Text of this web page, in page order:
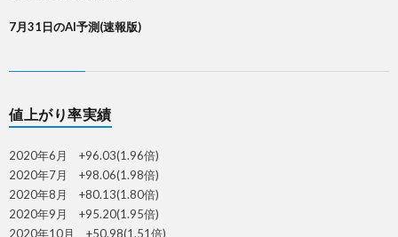
7月31日のAI予測(速報版)
値上がり率実績
2020年6月 +96.03(1.96倍)
2020年7月 +98.06(1.98倍)
2020年8月 +80.13(1.80倍)
2020年9月 +95.20(1.95倍)
2020年10月 +50.98(1.51倍)